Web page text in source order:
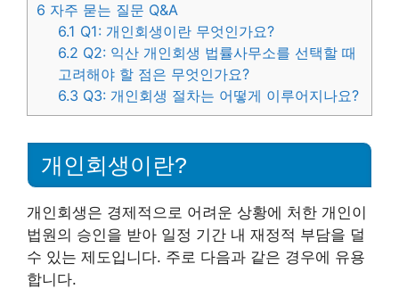
6 자주 묻는 질문 Q&A
6.1 Q1: 개인회생이란 무엇인가요?
6.2 Q2: 익산 개인회생 법률사무소를 선택할 때
고려해야 할 점은 무엇인가요?
6.3 Q3: 개인회생 절차는 어떻게 이루어지나요?
개인회생이란?
개인회생은 경제적으로 어려운 상황에 처한 개인이
법원의 승인을 받아 일정 기간 내 재정적 부담을 덜
수 있는 제도입니다. 주로 다음과 같은 경우에 유용
합니다.